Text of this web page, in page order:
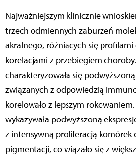
Najważniejszym klinicznie
trzech odmiennych zaburzeń
akralnego, różniących się profilami
korelacjami z przebiegiem
charakteryzowała się
związanych z odpowiedzią
korelowało z lepszym
wykazywała podwyższoną
z intensywną proliferacją komórek
pigmentacji, co wiązało się z